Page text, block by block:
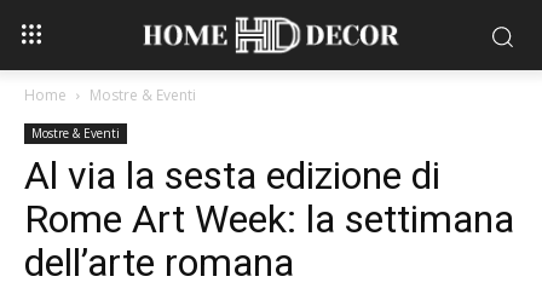
Home Mostre & Eventi
Mostre & Eventi
Al via la sesta edizione di
Rome Art Week: la settimana
dell’arte romana